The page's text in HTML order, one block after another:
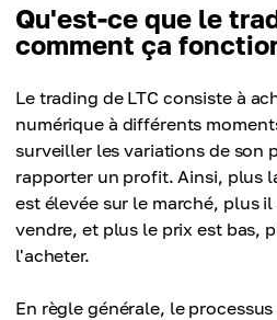
Qu'est-ce que le
comment ça
Le trading de LTC consiste à
numérique à différents
surveiller les variations de son
rapporter un profit. Ainsi, plus
est élevée sur le marché, plus
vendre, et plus le prix est bas,
l'acheter.
En règle générale, le